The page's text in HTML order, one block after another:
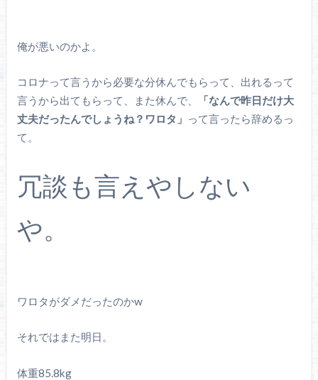
俺が悪いのかよ。
コロナって言うから必要な分休んでもらって、出れるって
言うから出てもらって、また休んで、
「なんで昨日だけ大
丈夫だったんでしょうね？ワロタ」 って言ったら辞めるっ
て。
冗談も言えやしない
や。
ワロタがダメだったのかw
それではまた明日。
体重85.8kg